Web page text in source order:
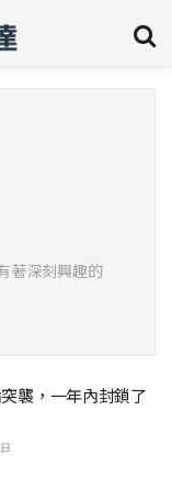
著深刻興趣的
襲，一年內封鎖了